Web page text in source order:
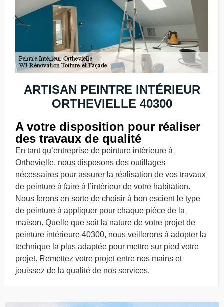
ARTISAN PEINTRE INTÉRIEUR
ORTHEVIELLE 40300
A votre disposition pour réaliser
des travaux de qualité
En tant qu’entreprise de peinture intérieure à
Orthevielle, nous disposons des outillages
nécessaires pour assurer la réalisation de vos travaux
de peinture à faire à l’intérieur de votre habitation.
Nous ferons en sorte de choisir à bon escient le type
de peinture à appliquer pour chaque pièce de la
maison. Quelle que soit la nature de votre projet de
peinture intérieure 40300, nous veillerons à adopter la
technique la plus adaptée pour mettre sur pied votre
projet. Remettez votre projet entre nos mains et
jouissez de la qualité de nos services.